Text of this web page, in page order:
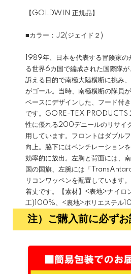
【GOLDWIN 正規品】
■カラー：J2(ジェイド２)
1989年、日本を代表する冒険家
る世界6カ国で編成された国際隊
訴える目的で南極大陸横断に挑み
がゴール。当時、南極横断の隊員
ベースにデザインした、フード付
です。GORE-TEX PRODUCTS
性に優れる200デニールのリサイ
用しています。フロントはダブル
向上。脇下にはベンチレーション
効率的に放出。左胸と背面には、
国の国旗、左腕には「
リコンワッペンを配置しています
着丈です。【素材】<表地>ナイロ
工)100%、<裏地>ポリエステル
注）ご購入前に必ずお